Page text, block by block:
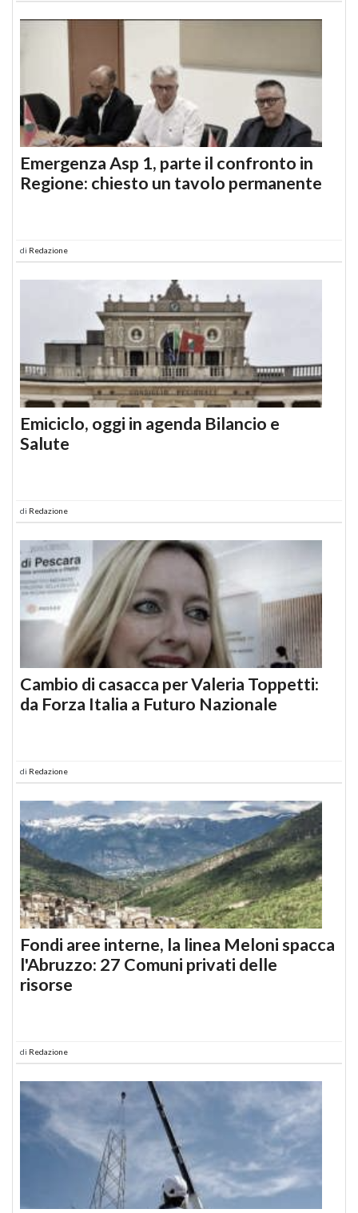
Emergenza Asp 1, parte il confronto in
Regione: chiesto un tavolo permanente
di Redazione
Emiciclo, oggi in agenda Bilancio e
Salute
di Redazione
Cambio di casacca per Valeria Toppetti:
da Forza Italia a Futuro Nazionale
di Redazione
Fondi aree interne, la linea Meloni spacca
l'Abruzzo: 27 Comuni privati delle
risorse
di Redazione